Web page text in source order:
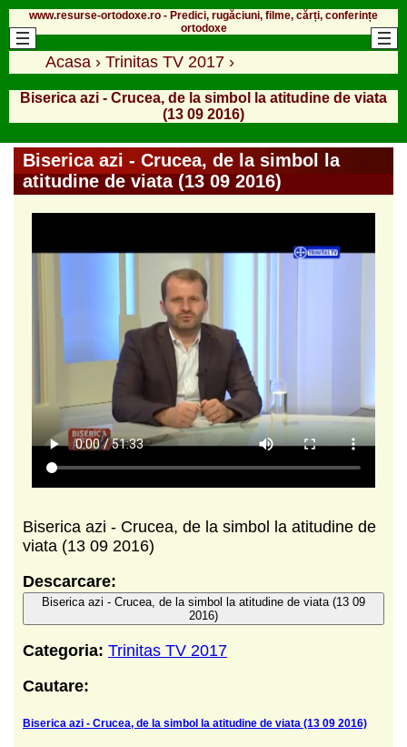
www.resurse-ortodoxe.ro - Predici, rugăciuni, filme, cărți, conferințe
ortodoxe
Acasa › Trinitas TV 2017 ›
Biserica azi - Crucea, de la simbol la atitudine de viata
(13 09 2016)
Biserica azi - Crucea, de la simbol la
atitudine de viata (13 09 2016)
Biserica azi - Crucea, de la simbol la atitudine de
viata (13 09 2016)
Descarcare:
Biserica azi - Crucea, de la simbol la atitudine de viata (13 09
2016)
Categoria: Trinitas TV 2017
Cautare:
Biserica azi - Crucea, de la simbol la atitudine de viata (13 09 2016)